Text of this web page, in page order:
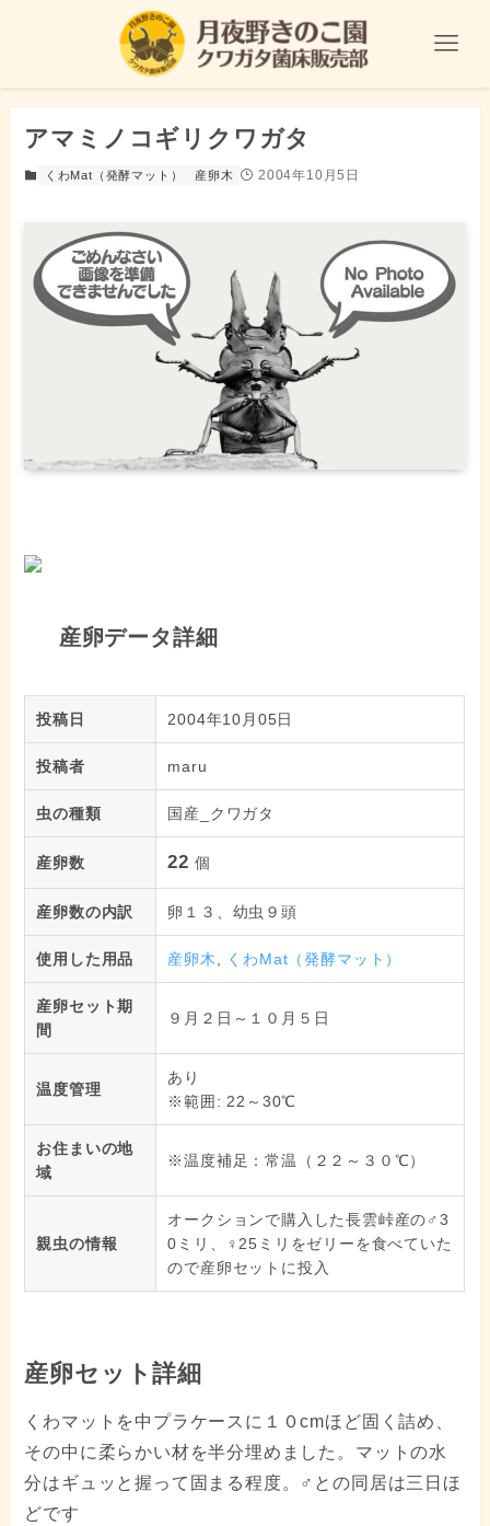
アマミノコギリクワガタ
くわMat（発酵マット） 産卵木 2004年10月5日
産卵データ詳細
投稿日 2004年10月05日
投稿者 maru
虫の種類 国産_クワガタ
産卵数 22 個
産卵数の内訳 卵１３、幼虫９頭
使用した用品 産卵木, くわMat（発酵マット）
産卵セット期
間
９月２日～１０月５日
温度管理
あり
※範囲: 22～30℃
お住まいの地
域
※温度補足：常温（２２～３０℃）
親虫の情報
オークションで購入した長雲峠産の♂3
0ミリ、♀25ミリをゼリーを食べていた
ので産卵セットに投入
産卵セット詳細
くわマットを中プラケースに１０cmほど固く詰め、
その中に柔らかい材を半分埋めました。マットの水
分はギュッと握って固まる程度。♂との同居は三日ほ
どです